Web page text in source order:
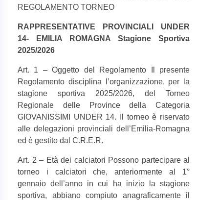
REGOLAMENTO TORNEO
RAPPRESENTATIVE PROVINCIALI UNDER
14- EMILIA ROMAGNA Stagione Sportiva
2025/2026
Art. 1 – Oggetto del Regolamento Il presente
Regolamento disciplina l’organizzazione, per la
stagione sportiva 2025/2026, del Torneo
Regionale delle Province della Categoria
GIOVANISSIMI UNDER 14. Il torneo è riservato
alle delegazioni provinciali dell’Emilia-Romagna
ed è gestito dal C.R.E.R.
Art. 2 – Età dei calciatori Possono partecipare al
torneo i calciatori che, anteriormente al 1°
gennaio dell’anno in cui ha inizio la stagione
sportiva, abbiano compiuto anagraficamente il